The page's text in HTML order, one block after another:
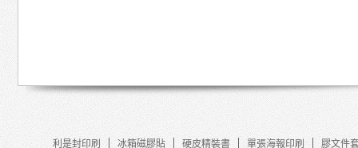
利是封印刷 冰箱磁膠貼 硬皮精裝書 單張海報印刷
膠文件